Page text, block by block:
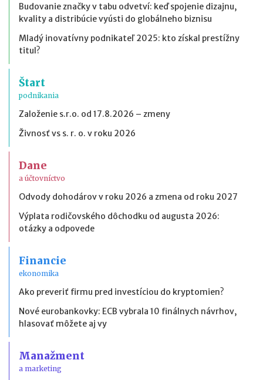
Budovanie značky v tabu odvetví: keď spojenie dizajnu,
kvality a distribúcie vyústi do globálneho biznisu
Mladý inovatívny podnikateľ 2025: kto získal prestížny
titul?
Štart
podnikania
Založenie s.r.o. od 17.8.2026 – zmeny
Živnosť vs s. r. o. v roku 2026
Dane
a účtovníctvo
Odvody dohodárov v roku 2026 a zmena od roku 2027
Výplata rodičovského dôchodku od augusta 2026:
otázky a odpovede
Financie
ekonomika
Ako preveriť firmu pred investíciou do kryptomien?
Nové eurobankovky: ECB vybrala 10 finálnych návrhov,
hlasovať môžete aj vy
Manažment
a marketing